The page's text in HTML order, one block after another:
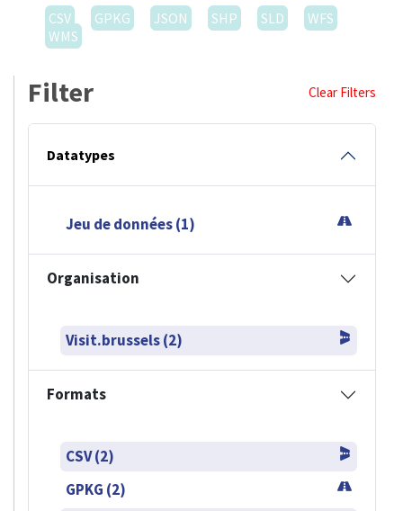
CSV
GPKG JSON SHP SLD
WFS
WMS
Filter Clear Filters
Datatypes
Jeu de données (1)
Organisation
Visit.brussels (2)
Formats
CSV (2)
GPKG (2)